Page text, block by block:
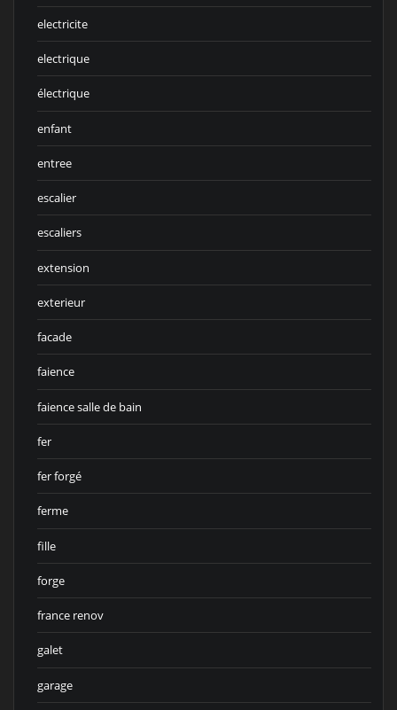
electricite
electrique
électrique
enfant
entree
escalier
escaliers
extension
exterieur
facade
faience
faience salle de bain
fer
fer forgé
ferme
fille
forge
france renov
galet
garage